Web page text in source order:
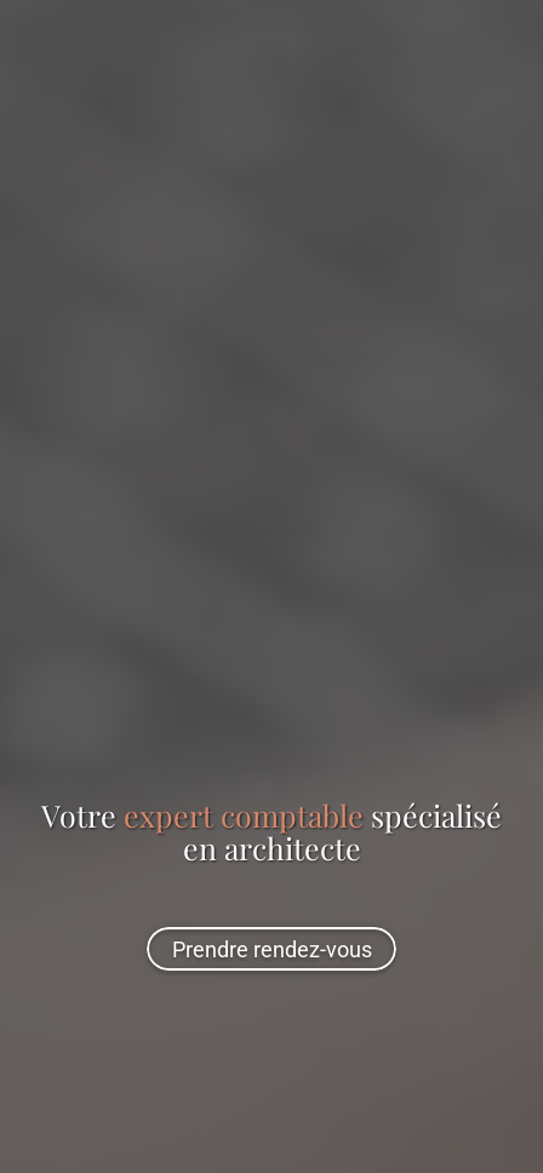
Votre expert comptable spécialisé
en architecte
Prendre rendez-vous